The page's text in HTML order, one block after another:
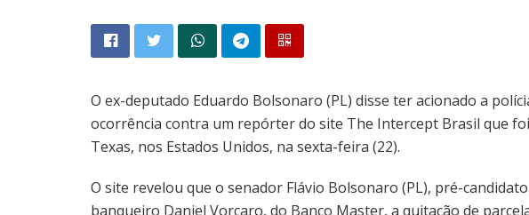
O ex-deputado Eduardo Bolsonaro (PL) disse ter acionado a
ocorrência contra um repórter do site The Intercept Brasil que
Texas, nos Estados Unidos, na sexta-feira (22).
O site revelou que o senador Flávio Bolsonaro (PL), pré-
banqueiro Daniel Vorcaro, do Banco Master, a quitação de